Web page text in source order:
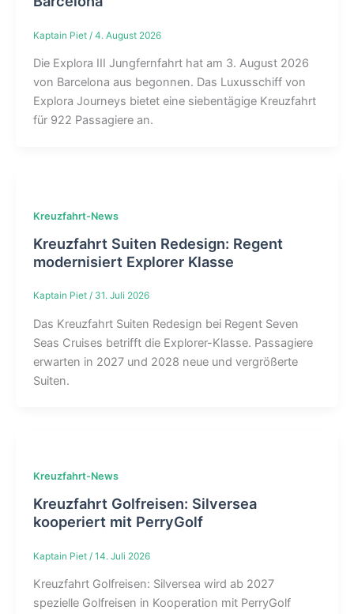
Kaptain Piet / 4. August 2026
Die Explora III Jungfernfahrt hat am 3. August 2026
von Barcelona aus begonnen. Das Luxusschiff von
Explora Journeys bietet eine siebentägige Kreuzfahrt
für 922 Passagiere an.
Kreuzfahrt-News
Kreuzfahrt Suiten Redesign: Regent
modernisiert Explorer Klasse
Kaptain Piet / 31. Juli 2026
Das Kreuzfahrt Suiten Redesign bei Regent Seven
Seas Cruises betrifft die Explorer-Klasse. Passagiere
erwarten in 2027 und 2028 neue und vergrößerte
Suiten.
Kreuzfahrt-News
Kreuzfahrt Golfreisen: Silversea
kooperiert mit PerryGolf
Kaptain Piet / 14. Juli 2026
Kreuzfahrt Golfreisen: Silversea wird ab 2027
spezielle Golfreisen in Kooperation mit PerryGolf